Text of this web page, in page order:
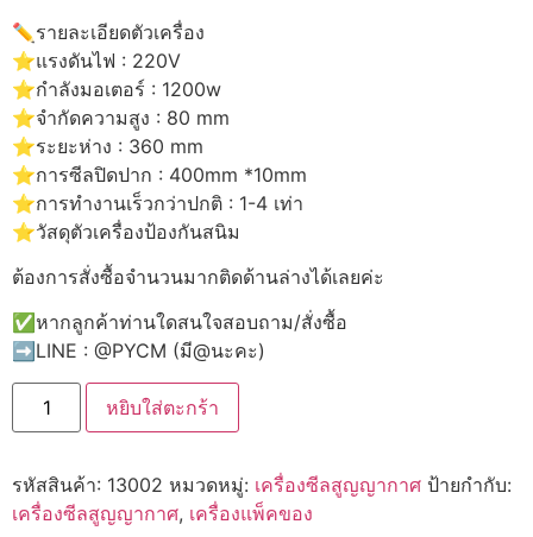
✏️รายละเอียดตัวเครื่อง
⭐️แรงดันไฟ : 220V
⭐️กำลังมอเตอร์ : 1200w
⭐️จำกัดความสูง : 80 mm
⭐️ระยะห่าง : 360 mm
⭐️การซีลปิดปาก : 400mm *10mm
⭐️การทำงานเร็วกว่าปกติ : 1-4 เท่า
⭐️วัสดุตัวเครื่องป้องกันสนิม
ต้องการสั่งซื้อจำนวนมากติดด้านล่างได้เลยค่ะ
✅หากลูกค้าท่านใดสนใจสอบถาม/สั่งซื้อ
➡️LINE : @PYCM (มี@นะคะ)
จำนวน
อง
VACUUM
PACKAGING
MACHINE
หยิบใส่ตะกร้า
รหัสสินค้า: 13002 หมวดหมู่: เครื่องซีลสูญญากาศ ป้ายกำกับ:
เครื่องซีลสูญญากาศ, เครื่องแพ็คของ